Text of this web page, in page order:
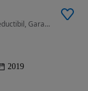
1969 cm3 • 250 CP • Posibilitate finantare, Tva Deductibil, Garantie!!!
2019